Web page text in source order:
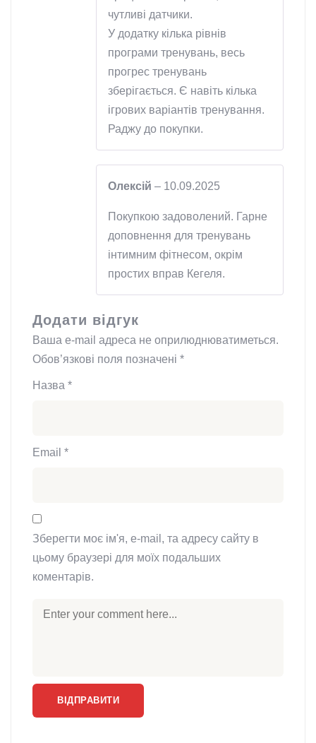
чутливі датчики.
У додатку кілька рівнів
програми тренувань, весь
прогрес тренувань
зберігається. Є навіть кілька
ігрових варіантів тренування.
Раджу до покупки.
Олексій – 10.09.2025
Покупкою задоволений. Гарне
доповнення для тренувань
інтимним фітнесом, окрім
простих вправ Кегеля.
Додати відгук
Ваша e-mail адреса не оприлюднюватиметься.
Обов’язкові поля позначені *
Назва *
Email *
Зберегти моє ім'я, e-mail, та адресу сайту в
цьому браузері для моїх подальших
коментарів.